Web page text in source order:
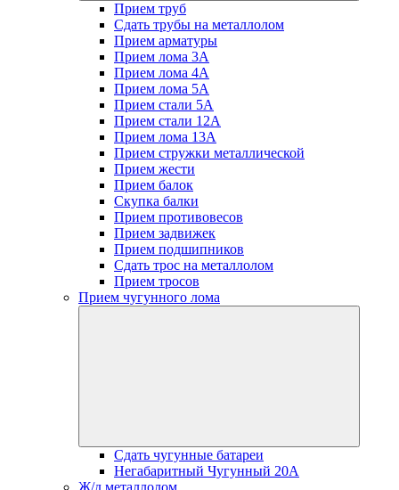
Прием труб
Сдать трубы на металлолом
Прием арматуры
Прием лома 3А
Прием лома 4А
Прием лома 5А
Прием стали 5А
Прием стали 12А
Прием лома 13А
Прием стружки металлической
Прием жести
Прием балок
Скупка балки
Прием противовесов
Прием задвижек
Прием подшипников
Сдать трос на металлолом
Прием тросов
Прием чугунного лома
Сдать чугунные батареи
Негабаритный Чугунный 20А
Ж/д металлолом